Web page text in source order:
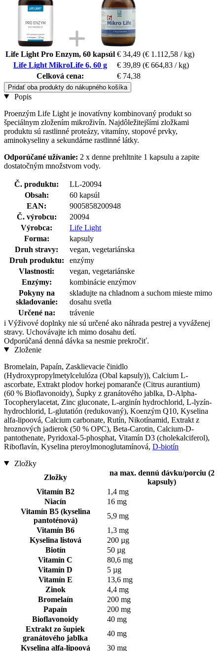
Life Light Pro Enzym, 60 kapsúl € 34,49 (€ 1.112,58 / kg)
Life Light MikroLife 6, 60 g
€ 39,89 (€ 664,83 / kg)
Celková cena:
€ 74,38
Pridať oba produkty do nákupného košíka
Popis
Proenzým Life Light je inovatívny kombinovaný produkt so
špeciálnym zložením mikroživín. Najdôležitejšími zložkami
produktu sú rastlinné proteázy, vitamíny, stopové prvky,
aminokyseliny a sekundárne rastlinné látky.
Odporúčané užívanie: 2 x denne prehltnite 1 kapsulu a zapite
dostatočným množstvom vody.
Č. produktu:
LL-20094
Obsah:
60 kapsúl
EAN:
9005858200948
Č. výrobcu:
20094
Výrobca:
Life Light
Forma:
kapsuly
Druh stravy:
vegan, vegetariánska
Druh produktu:
enzýmy
Vlastnosti:
vegan, vegetariánske
Enzýmy:
kombinácie enzýmov
Pokyny na
skladovanie:
skladujte na chladnom a suchom mieste mimo
dosahu svetla
Určené na:
trávenie
i Výživové doplnky nie sú určené ako náhrada pestrej a vyváženej
stravy. Uchovávajte ich mimo dosahu detí.
Odporúčaná denná dávka sa nesmie prekročiť.
Zloženie
Bromelain, Papaín, Zasklievacie činidlo
(Hydroxypropylmetylcelulóza (Obal kapsuly)), Calcium L-
ascorbate, Extrakt plodov horkej pomaranče (Citrus aurantium)
(60 % Bioflavonoidy), Šupky z granátového jablka, D-Alpha-
Tocopherylacetat, Zinc gluconate, L-arginín hydrochlorid, L-lyzín-
hydrochlorid, L-glutatión (redukovaný), Koenzým Q10, Kyselina
alfa-lipoová, Calcium carbonate, Rutín, Nikotínamid, Extrakt z
hroznových jadierok (50 % OPC), Beta-Carotin, Calcium-D-
pantothenate, Pyridoxal-5-phosphat, Vitamín D3 (cholekalciferol),
Riboflavín, Kyselina pteroylmonoglutamínová, D-biotín
Zložky
Zložky
na max. dennú dávku/porciu (2
kapsuly)
Vitamín B2
1,4 mg
Niacín
16 mg
Vitamín B5 (kyselina
pantoténová)
5,9 mg
Vitamín B6
1,3 mg
Kyselina listová
200 µg
Biotín
50 µg
Vitamín C
80,6 mg
Vitamín D
5 µg
Vitamín E
13,6 mg
Zinok
4,4 mg
Bromelaín
200 mg
Papaín
200 mg
Bioflavonoidy
40 mg
Extrakt zo šupiek
granátového jablka
40 mg
Kyselina alfa-lipoová
30 mg